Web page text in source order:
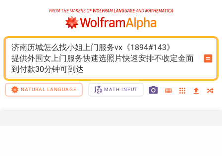
济南历城怎么找小姐上门服务vx《1894#143》
提供外围女上门服务快速选照片快速安排不收定金面
到付款30分钟可到达
NATURAL LANGUAGE MATH INPUT